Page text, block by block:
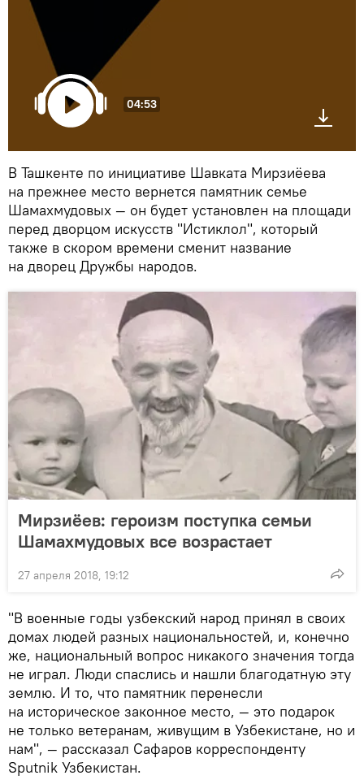
04:53
В Ташкенте по инициативе Шавката Мирзиёева
на прежнее место вернется памятник семье
Шамахмудовых — он будет установлен на площади
перед дворцом искусств "Истиклол", который
также в скором времени сменит название
на дворец Дружбы народов.
Мирзиёев: героизм поступка семьи
Шамахмудовых все возрастает
27 апреля 2018, 19:12
"В военные годы узбекский народ принял в своих
домах людей разных национальностей, и, конечно
же, национальный вопрос никакого значения тогда
не играл. Люди спаслись и нашли благодатную эту
землю. И то, что памятник перенесли
на историческое законное место, — это подарок
не только ветеранам, живущим в Узбекистане, но и
нам", — рассказал Сафаров корреспонденту
Sputnik Узбекистан.